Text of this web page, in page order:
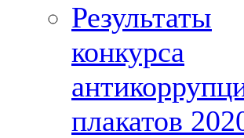
Результаты
конкурса
плакатов